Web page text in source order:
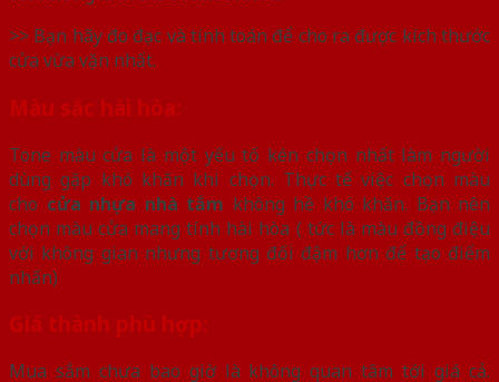
>> Bạn hãy đo đạc và tính toán để cho ra được kích thước
cửa vừa vặn nhất.
Màu sắc hài hòa:
Tone màu cửa là một yếu tố kén chọn nhất làm người
dùng gặp khó khăn khi chọn. Thực tế việc chọn màu
cho cửa nhựa nhà tắm không hề khó khăn. Bạn nên
chọn màu cửa mang tính hài hòa ( tức là màu đồng điệu
với không gian nhưng tương đối đậm hơn để tạo điểm
nhấn)
Giá thành phù hợp:
Mua sắm chưa bao giờ là không quan tâm tới giá cả.